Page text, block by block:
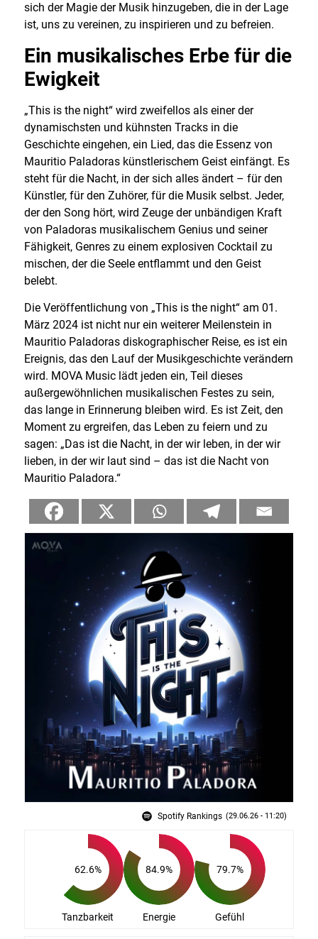
sich der Magie der Musik hinzugeben, die in der Lage
ist, uns zu vereinen, zu inspirieren und zu befreien.
Ein musikalisches Erbe für die
Ewigkeit
„This is the night“ wird zweifellos als einer der
dynamischsten und kühnsten Tracks in die
Geschichte eingehen, ein Lied, das die Essenz von
Mauritio Paladoras künstlerischem Geist einfängt. Es
steht für die Nacht, in der sich alles ändert – für den
Künstler, für den Zuhörer, für die Musik selbst. Jeder,
der den Song hört, wird Zeuge der unbändigen Kraft
von Paladoras musikalischem Genius und seiner
Fähigkeit, Genres zu einem explosiven Cocktail zu
mischen, der die Seele entflammt und den Geist
belebt.
Die Veröffentlichung von „This is the night“ am 01.
März 2024 ist nicht nur ein weiterer Meilenstein in
Mauritio Paladoras diskographischer Reise, es ist ein
Ereignis, das den Lauf der Musikgeschichte verändern
wird. MOVA Music lädt jeden ein, Teil dieses
außergewöhnlichen musikalischen Festes zu sein,
das lange in Erinnerung bleiben wird. Es ist Zeit, den
Moment zu ergreifen, das Leben zu feiern und zu
sagen: „Das ist die Nacht, in der wir leben, in der wir
lieben, in der wir laut sind – das ist die Nacht von
Mauritio Paladora.“
Spotify Rankings (29.06.26 - 11:20)
62.6%
Tanzbarkeit
84.9%
Energie
79.7%
Gefühl